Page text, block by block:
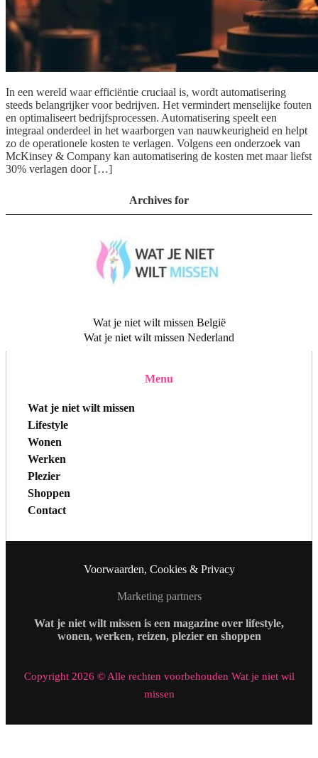
In een wereld waar efficiëntie cruciaal is, wordt automatisering
steeds belangrijker voor bedrijven. Het vermindert menselijke fouten
en optimaliseert bedrijfsprocessen. Automatisering speelt een
integraal onderdeel in het waarborgen van nauwkeurigheid en helpt
zo de operationele kosten te verlagen. Volgens een onderzoek van
McKinsey & Company kan automatisering de kosten met maar liefst
30% verlagen door […]
Archives for
Wat je niet wilt missen België
Wat je niet wilt missen Nederland
Menu
Wat je niet wilt missen
Lifestyle
Wonen
Werken
Plezier
Shoppen
Contact
Voorwaarden, Cookies & Privacy
Marketing partners
Wat je niet wilt missen is een magazine over lifestyle,
wonen, werken, reizen, plezier en shoppen
Copyright 2026 © Alle rechten voorbehouden Wat je niet wil
missen